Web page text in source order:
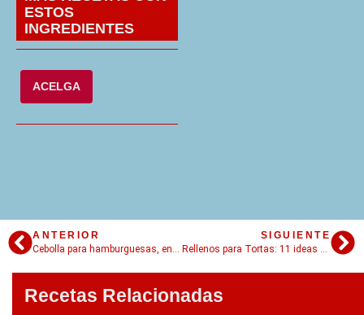
ESTOS
INGREDIENTES
ACELGA
ANTERIOR
Cebolla para hamburguesas, ensaladas, pizza
SIGUIENTE
Rellenos para Tortas: 11 ideas geniales
Recetas Relacionadas